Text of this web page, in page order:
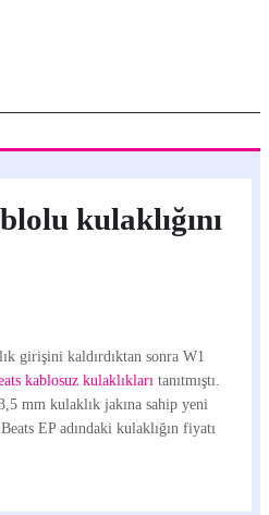
kulaklığını
girişini kaldırdıktan sonra W1
kablosuz kulaklıkları tanıtmıştı.
mm kulaklık jakına sahip yeni
EP adındaki kulaklığın fiyatı